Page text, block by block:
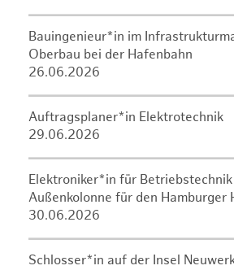
Bauingenieur*in im
Oberbau bei der Hafenbahn
26.06.2026
Auftragsplaner*in Elektrotechnik
29.06.2026
Elektroniker*in für
Außenkolonne für den Hamburger
30.06.2026
Schlosser*in auf der Insel